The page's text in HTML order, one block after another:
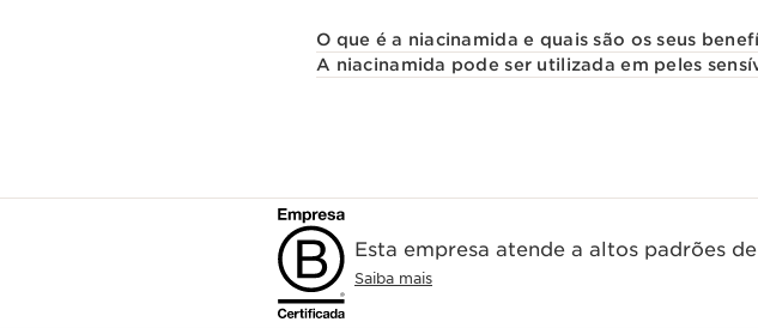
O que é a niacinamida e quais são os seus
A niacinamida pode ser utilizada em peles
Esta empresa atende a altos padrões
Saiba mais